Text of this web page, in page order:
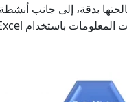
بدقة، إلى جانب